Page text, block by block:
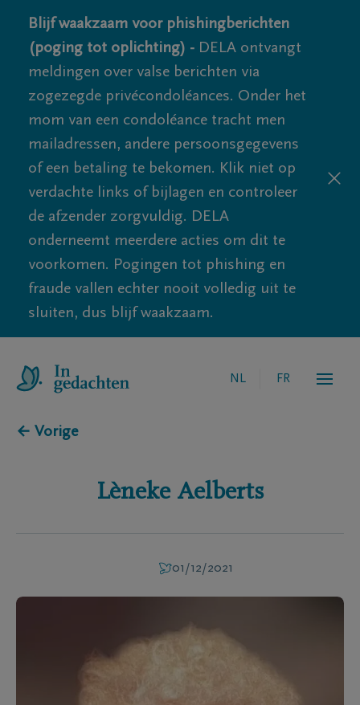
Blijf waakzaam voor phishingberichten
(poging tot oplichting) - DELA ontvangt
meldingen over valse berichten via
zogezegde privécondoléances. Onder het
mom van een condoléance tracht men
mailadressen, andere persoonsgegevens
of een betaling te bekomen. Klik niet op
verdachte links of bijlagen en controleer
de afzender zorgvuldig. DELA
onderneemt meerdere acties om dit te
voorkomen. Pogingen tot phishing en
fraude vallen echter nooit volledig uit te
sluiten, dus blijf waakzaam.
NL FR
← Vorige
Lèneke Aelberts
01/12/2021